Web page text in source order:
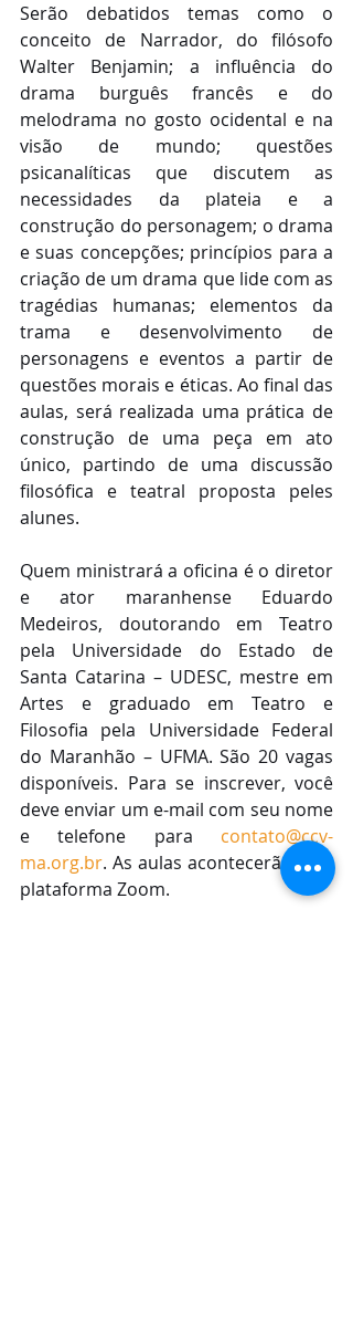
Serão debatidos temas como o
conceito de Narrador, do filósofo
Walter Benjamin; a influência do
drama burguês francês e do
melodrama no gosto ocidental e na
visão de mundo; questões
psicanalíticas que discutem as
necessidades da plateia e a
construção do personagem; o drama
e suas concepções; princípios para a
criação de um drama que lide com as
tragédias humanas; elementos da
trama e desenvolvimento de
personagens e eventos a partir de
questões morais e éticas. Ao final das
aulas, será realizada uma prática de
construção de uma peça em ato
único, partindo de uma discussão
filosófica e teatral proposta peles
alunes.
Quem ministrará a oficina é o diretor
e ator maranhense Eduardo
Medeiros, doutorando em Teatro
pela Universidade do Estado de
Santa Catarina – UDESC, mestre em
Artes e graduado em Teatro e
Filosofia pela Universidade Federal
do Maranhão – UFMA. São 20 vagas
disponíveis. Para se inscrever, você
deve enviar um e-mail com seu nome
e telefone para contato@ccv-
ma.org.br. As aulas acontecerão pela
plataforma Zoom.